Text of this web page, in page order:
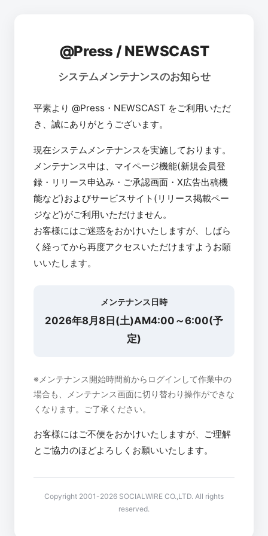
@Press / NEWSCAST
システムメンテナンスのお知らせ
平素より @Press・NEWSCAST をご利用いただ
き、誠にありがとうございます。
現在システムメンテナンスを実施しております。
メンテナンス中は、マイページ機能(新規会員登
録・リリース申込み・ご承認画面・X広告出稿機
能など)およびサービスサイト(リリース掲載ペー
ジなど)がご利用いただけません。
お客様にはご迷惑をおかけいたしますが、しばら
く経ってから再度アクセスいただけますようお願
いいたします。
メンテナンス日時
2026年8月8日(土)AM4:00～6:00(予
定)
※メンテナンス開始時間前からログインして作業中の
場合も、メンテナンス画面に切り替わり操作ができな
くなります。ご了承ください。
お客様にはご不便をおかけいたしますが、ご理解
とご協力のほどよろしくお願いいたします。
Copyright 2001-2026 SOCIALWIRE CO.,LTD. All rights
reserved.